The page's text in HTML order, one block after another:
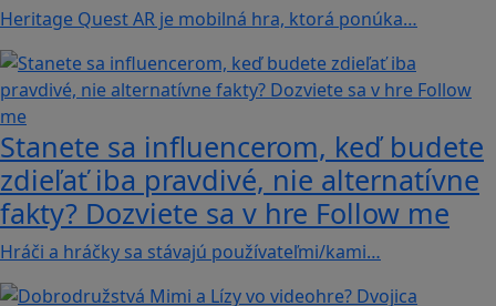
Heritage Quest AR je mobilná hra, ktorá ponúka…
Stanete sa influencerom, keď budete
zdieľať iba pravdivé, nie alternatívne
fakty? Dozviete sa v hre Follow me
Hráči a hráčky sa stávajú používateľmi/kami…